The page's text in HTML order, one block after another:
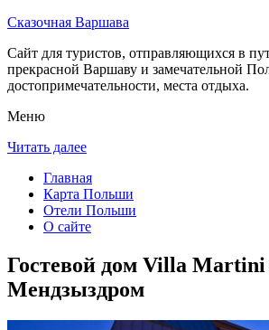
Сказочная Варшава
Сайт для туристов, отправляющихся в
прекрасной Варшаву и замечательной
достопримечательности, места отдыха.
Меню
Читать далее
Главная
Карта Польши
Отели Польши
О сайте
Гостевой дом Villa Martini
Мендзыздром